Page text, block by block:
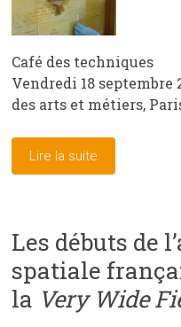
Café des techniques
Vendredi 18 septembre
des arts et métiers,
Lire la suite
Les débuts de
spatiale
la Very Wide